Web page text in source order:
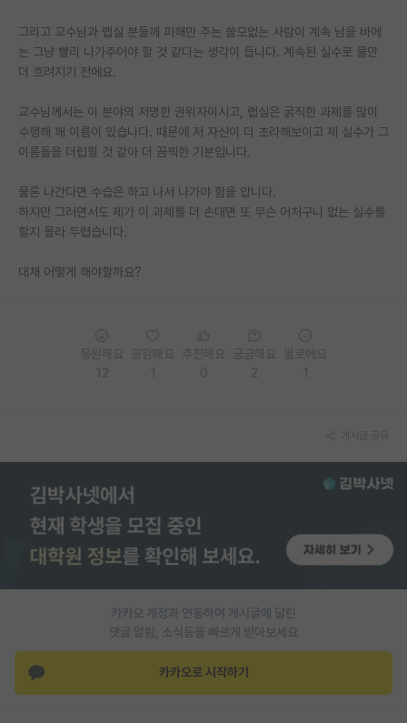
장학금/장학생 게시판
학술 정보 게시판
홍보 게시판
커리어
유학교육
이벤트
반도체 아카데미
그리고 교수님과 랩실 분들께 피해만 주는 쓸모없는 사람이 계속 남을 바에
는 그냥 빨리 나가주어야 할 것 같다는 생각이 듭니다. 계속된 실수로 물만
더 흐려지기 전에요.
교수님께서는 이 분야의 저명한 권위자이시고, 랩실은 굵직한 과제를 많이
수행해 꽤 이름이 있습니다. 때문에 저 자신이 더 초라해보이고 제 실수가 그
이름들을 더럽힐 것 같아 더 끔찍한 기분입니다.
물론 나간다면 수습은 하고 나서 나가야 함을 압니다.
하지만 그러면서도 제가 이 과제를 더 손대면 또 무슨 어처구니 없는 실수를
할지 몰라 두렵습니다.
대채 어떻게 해야할까요?
카카오 계정과 연동하여 게시글에 달린
댓글 알람, 소식등을 빠르게 받아보세요
카카오로 시작하기